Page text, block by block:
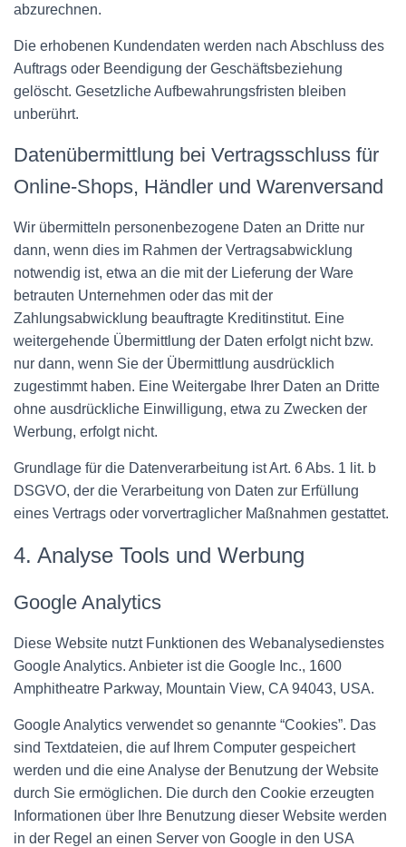
abzurechnen.
Die erhobenen Kundendaten werden nach Abschluss des
Auftrags oder Beendigung der Geschäftsbeziehung
gelöscht. Gesetzliche Aufbewahrungsfristen bleiben
unberührt.
Datenübermittlung bei Vertragsschluss für
Online-Shops, Händler und Warenversand
Wir übermitteln personenbezogene Daten an Dritte nur
dann, wenn dies im Rahmen der Vertragsabwicklung
notwendig ist, etwa an die mit der Lieferung der Ware
betrauten Unternehmen oder das mit der
Zahlungsabwicklung beauftragte Kreditinstitut. Eine
weitergehende Übermittlung der Daten erfolgt nicht bzw.
nur dann, wenn Sie der Übermittlung ausdrücklich
zugestimmt haben. Eine Weitergabe Ihrer Daten an Dritte
ohne ausdrückliche Einwilligung, etwa zu Zwecken der
Werbung, erfolgt nicht.
Grundlage für die Datenverarbeitung ist Art. 6 Abs. 1 lit. b
DSGVO, der die Verarbeitung von Daten zur Erfüllung
eines Vertrags oder vorvertraglicher Maßnahmen gestattet.
4. Analyse Tools und Werbung
Google Analytics
Diese Website nutzt Funktionen des Webanalysedienstes
Google Analytics. Anbieter ist die Google Inc., 1600
Amphitheatre Parkway, Mountain View, CA 94043, USA.
Google Analytics verwendet so genannte “Cookies”. Das
sind Textdateien, die auf Ihrem Computer gespeichert
werden und die eine Analyse der Benutzung der Website
durch Sie ermöglichen. Die durch den Cookie erzeugten
Informationen über Ihre Benutzung dieser Website werden
in der Regel an einen Server von Google in den USA